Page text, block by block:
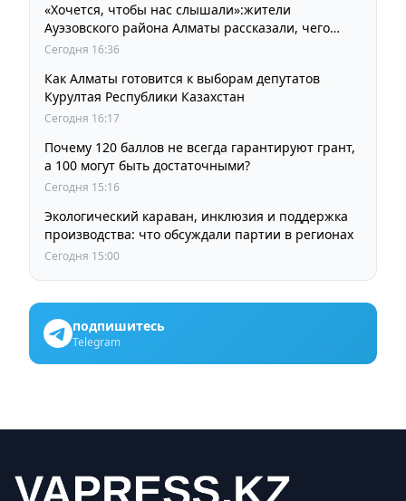
«Хочется, чтобы нас слышали»:жители
Ауэзовского района Алматы рассказали, чего
ждут от выборов депутатов Курултая
Сегодня 16:36
Как Алматы готовится к выборам депутатов
Курултая Республики Казахстан
Сегодня 16:17
Почему 120 баллов не всегда гарантируют грант,
а 100 могут быть достаточными?
Сегодня 15:16
Экологический караван, инклюзия и поддержка
производства: что обсуждали партии в регионах
Сегодня 15:00
подпишитесь
Telegram